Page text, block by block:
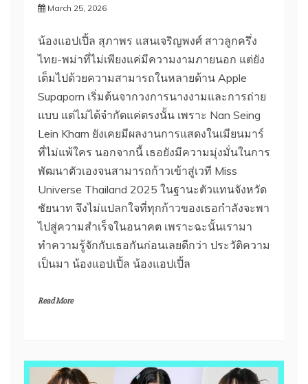
March 25, 2026
น้องแอปเปิ้ล สุภาพร แสนเจริญพงศ์ สาวลูกครึ่ง
ไทย-พม่าที่ไม่เพียงแค่มีความงามภายนอก แต่ยัง
เต็มไปด้วยความสามารถในหลายด้าน Apple
Supaporn เริ่มต้นจากวงการนางงามและการถ่าย
แบบ แต่ไม่ได้จำกัดแค่ตรงนั้น เพราะ Nan Seing
Lein Kham ยังเคยมีผลงานการแสดงในเมียนมาร์
ที่ไม่แพ้ใคร นอกจากนี้ เธอยังมีความมุ่งมั่นในการ
พัฒนาตัวเองจนสามารถก้าวเข้าสู่เวที Miss
Universe Thailand 2025 ในฐานะตัวแทนจังหวัด
ชัยนาท จึงไม่แปลกใจที่ทุกก้าวของเธอกำลังจะพา
ไปสู่ความสำเร็จในอนาคต เพราะฉะนั้นเรามา
ทำความรู้จักกับเธอกันก่อนเลยดีกว่า ประวัติความ
เป็นมา น้องแอปเปิ้ล น้องแอปเปิ้ล
Read More